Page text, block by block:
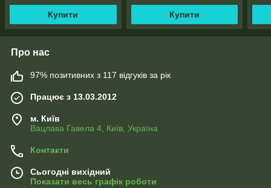
Купити Купити
Про нас
97% позитивних з 117 відгуків за рік
Працює з 13.03.2012
м. Київ
Вацлава Гавела 4, Київ, Україна
Контакти
Сьогодні вихідний
Показати весь графік роботи